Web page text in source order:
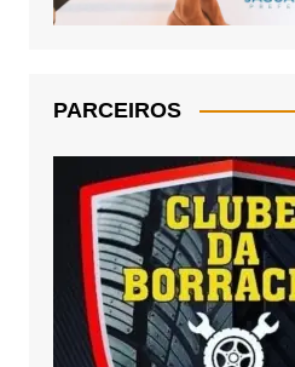
PARCEIROS